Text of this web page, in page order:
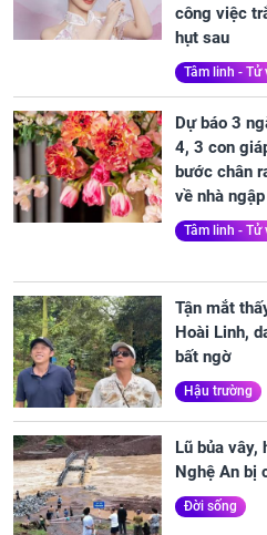
công việc
hụt sau
Tâm linh - Tử
Dự báo 3
4, 3 con
bước chân
về nhà
Tâm linh - Tử
Tận mắt
Hoài Linh,
bất ngờ
Hậu trường
Lũ bủa vây,
Nghệ An bị
Đời sống